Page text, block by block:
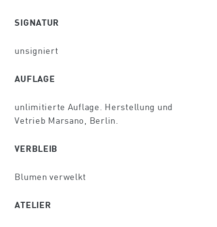
SIGNATUR
unsigniert
AUFLAGE
unlimitierte Auflage. Herstellung und
Vetrieb Marsano, Berlin.
VERBLEIB
Blumen verwelkt
ATELIER